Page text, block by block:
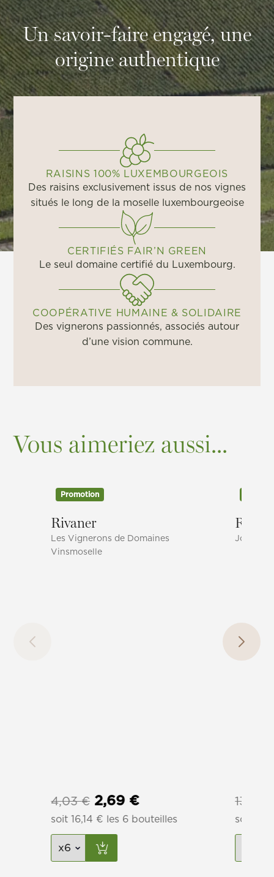
Un savoir-faire engagé, une
origine authentique
RAISINS 100% LUXEMBOURGEOIS
Des raisins exclusivement issus de nos vignes
situés le long de la moselle luxembourgeoise
CERTIFIÉS FAIR’N GREEN
Le seul domaine certifié du Luxembourg.
COOPÉRATIVE HUMAINE & SOLIDAIRE
Des vignerons passionnés, associés autour
d’une vision commune.
Vous aimeriez aussi...
Promotion
Rivaner
Les Vignerons de Domaines
Vinsmoselle
4,03€ Le
prix
initial
était :
2,69 €Le
prix
soit16,14 € les 6 bouteilles
13,52
soit